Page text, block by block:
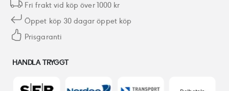
Fri frakt vid köp över 1000 kr
Öppet köp 30 dagar öppet köp
Prisgaranti
HANDLA TRYGGT